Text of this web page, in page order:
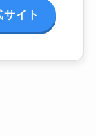
サイト